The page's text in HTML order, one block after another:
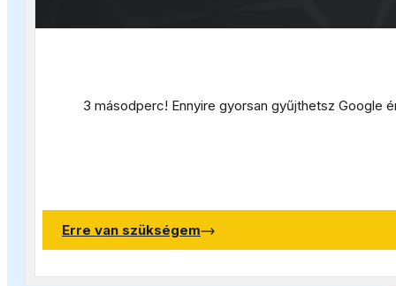
3 másodperc! Ennyire gyorsan gyűjthetsz Google
Erre van szükségem